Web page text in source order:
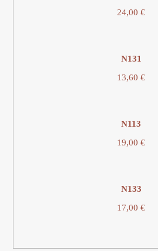
24,00 €
N131
13,60 €
Ν113
19,00 €
N133
17,00 €